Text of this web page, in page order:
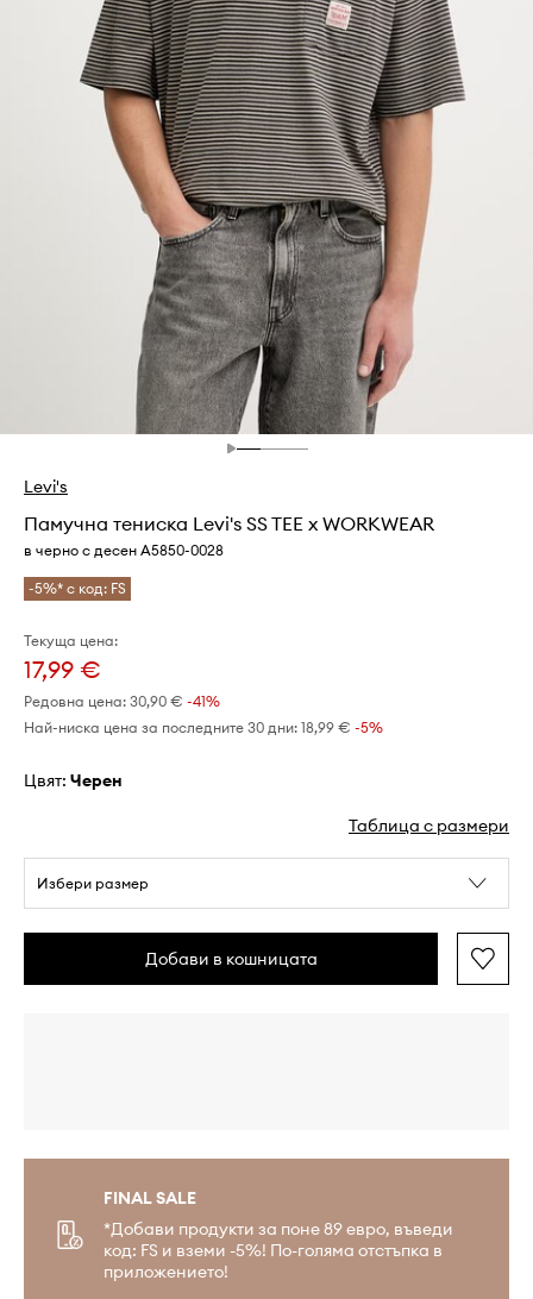
Levi's
Памучна тениска Levi's SS TEE x WORKWEAR
в черно с десен A5850-0028
-5%* с код: FS
Текуща цена:
17,99 €
Редовна цена: 30,90 € -41%
Най-ниска цена за последните 30 дни: 18,99 € -5%
Цвят: черен
Таблица с размери
Избери размер
Добави в кошницата
FINAL SALE
*Добави продукти за поне 89 евро, въведи
код: FS и вземи -5%! По-голяма отстъпка в
приложението!